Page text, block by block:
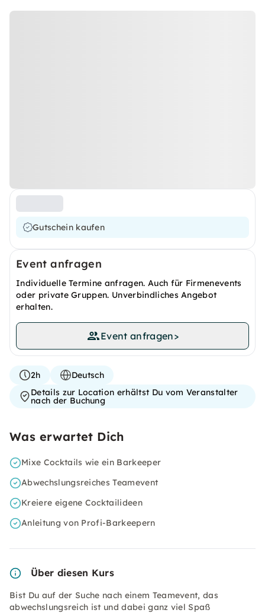
Gutschein kaufen
Event anfragen
Individuelle Termine anfragen. Auch für Firmenevents
oder private Gruppen. Unverbindliches Angebot
erhalten.
Event anfragen>
2h
Deutsch
Details zur Location erhältst Du vom Veranstalter
nach der Buchung
Was erwartet Dich
Mixe Cocktails wie ein Barkeeper
Abwechslungsreiches Teamevent
Kreiere eigene Cocktailideen
Anleitung von Profi-Barkeepern
Über diesen Kurs
Bist Du auf der Suche nach einem Teamevent, das
abwechslungsreich ist und dabei ganz viel Spaß